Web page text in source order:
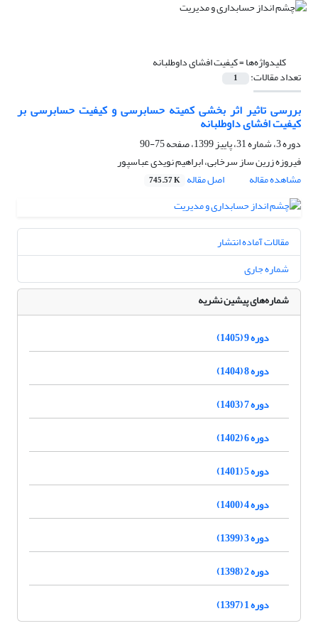
کلیدواژه‌ها =کیفیت افشای داوطلبانه
تعداد مقالات: 1
بررسی تاثیر اثر بخشی کمیته حسابرسی و کیفیت حسابرسی بر
کیفیت افشای داوطلبانه
دوره 3، شماره 31، پاییز 1399، صفحه
75-90
فیروزه زرین ساز سرخابی، ابراهیم نویدی عباسپور
مشاهده مقاله
اصل مقاله 745.57 K
مقالات آماده انتشار
شماره جاری
شماره‌های پیشین نشریه
دوره 9 (1405)
دوره 8 (1404)
دوره 7 (1403)
دوره 6 (1402)
دوره 5 (1401)
دوره 4 (1400)
دوره 3 (1399)
دوره 2 (1398)
دوره 1 (1397)